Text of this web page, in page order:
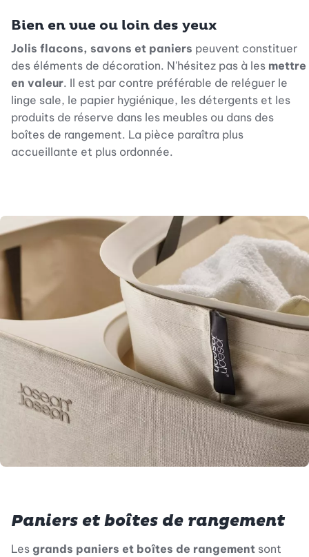
Bien en vue ou loin des yeux
Jolis flacons, savons et paniers peuvent constituer
des éléments de décoration. N'hésitez pas à les mettre
en valeur. Il est par contre préférable de reléguer le
linge sale, le papier hygiénique, les détergents et les
produits de réserve dans les meubles ou dans des
boîtes de rangement. La pièce paraîtra plus
accueillante et plus ordonnée.
Paniers et boîtes de rangement
Les grands paniers et boîtes de rangement sont